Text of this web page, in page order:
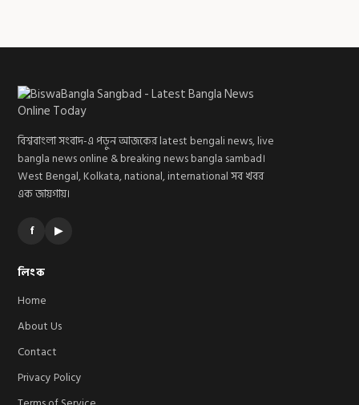
বিশ্ববাংলা সংবাদ-এ পড়ুন আজকের latest bengali news, live
bangla news online & breaking news bangla sambad।
West Bengal, Kolkata, national, international সব খবর
এক জায়গায়।
f ▶
লিংক
Home
About Us
Contact
Privacy Policy